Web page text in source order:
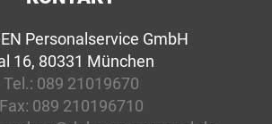
Personalservice GmbH
16, 80331 München
Tel.: 089 21019670
Fax: 089 210196710